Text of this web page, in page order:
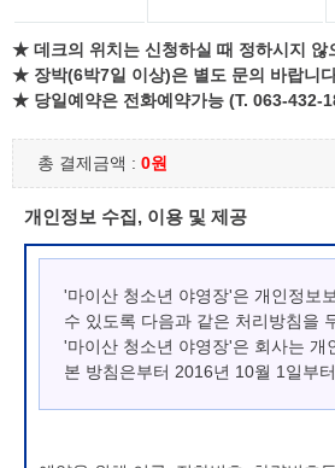
★ 데크의 위치는 신청하실 때 정하시지 않
★ 장박(6박7일 이상)은 별도 문의 바랍니
★ 당일예약은 전화예약가능 (T. 063-432-
총 결제금액 : 0원
개인정보 수집, 이용 및 제공
'마이산 청소년 야영장'은 개인정보
수 있도록 다음과 같은 처리방침을
'마이산 청소년 야영장'은 회사는 개
본 방침은부터 2016년 10월 1일부